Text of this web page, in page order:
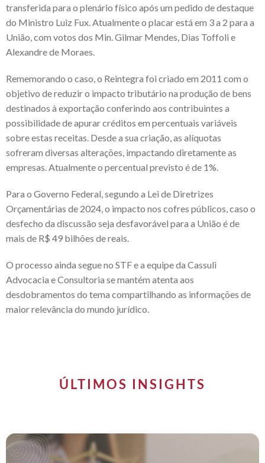
transferida para o plenário físico após um pedido de destaque
do Ministro Luiz Fux. Atualmente o placar está em 3 a 2 para a
União, com votos dos Min. Gilmar Mendes, Dias Toffoli e
Alexandre de Moraes.
Rememorando o caso, o Reintegra foi criado em 2011 com o
objetivo de reduzir o impacto tributário na produção de bens
destinados à exportação conferindo aos contribuintes a
possibilidade de apurar créditos em percentuais variáveis
sobre estas receitas. Desde a sua criação, as alíquotas
sofreram diversas alterações, impactando diretamente as
empresas. Atualmente o percentual previsto é de 1%.
Para o Governo Federal, segundo a Lei de Diretrizes
Orçamentárias de 2024, o impacto nos cofres públicos, caso o
desfecho da discussão seja desfavorável para a União é de
mais de R$ 49 bilhões de reais.
O processo ainda segue no STF e a equipe da Cassuli
Advocacia e Consultoria se mantém atenta aos
desdobramentos do tema compartilhando as informações de
maior relevância do mundo jurídico.
ÚLTIMOS INSIGHTS